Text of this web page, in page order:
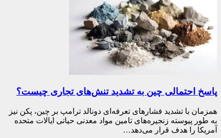
پاسخ احتمالی چین به تشدید تنش‌های تجاری چیست؟
همزمان با تشدید فشارهای تعرفه‌ای دونالد ترامپ بر چین، پکن نیز
به طور پیوسته زنجیره‌های تامین مواد معدنی حیاتی ایالات متحده
آمریکا را هدف قرار می‌دهد…